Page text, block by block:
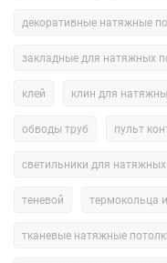
структуру базового
Для крепления
деформируют материал.
декоративные натяжные
закладные для натяжных
клей клин для
обводы труб пульт
светильники для
теневой термокольца
тканевые натяжные